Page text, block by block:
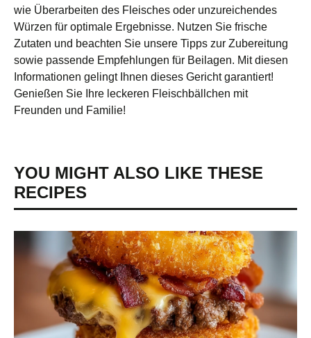
wie Überarbeiten des Fleisches oder unzureichendes
Würzen für optimale Ergebnisse. Nutzen Sie frische
Zutaten und beachten Sie unsere Tipps zur Zubereitung
sowie passende Empfehlungen für Beilagen. Mit diesen
Informationen gelingt Ihnen dieses Gericht garantiert!
Genießen Sie Ihre leckeren Fleischbällchen mit
Freunden und Familie!
YOU MIGHT ALSO LIKE THESE
RECIPES